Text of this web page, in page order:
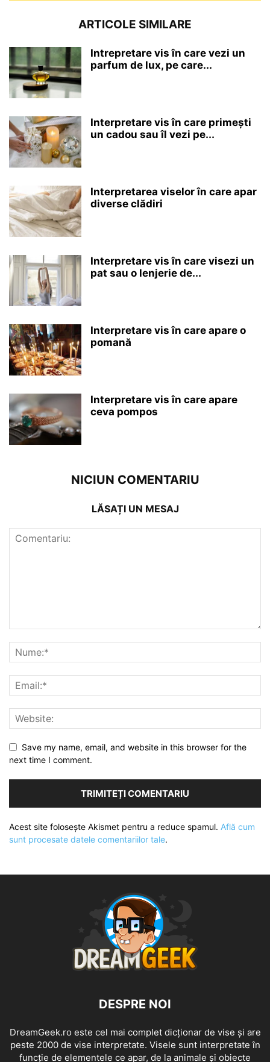
ARTICOLE SIMILARE
Intrepretare vis în care vezi un
parfum de lux, pe care...
Interpretare vis în care primești
un cadou sau îl vezi pe...
Interpretarea viselor în care apar
diverse clădiri
Interpretare vis în care visezi un
pat sau o lenjerie de...
Interpretare vis în care apare o
pomană
Interpretare vis în care apare
ceva pompos
NICIUN COMENTARIU
LĂSAȚI UN MESAJ
Save my name, email, and website in this browser for the
next time I comment.
Acest site folosește Akismet pentru a reduce spamul. Află cum
sunt procesate datele comentariilor tale.
DESPRE NOI
DreamGeek.ro este cel mai complet dicționar de vise și are
peste 2000 de vise interpretate. Visele sunt interpretate în
funcție de elementele ce apar, de la animale și obiecte